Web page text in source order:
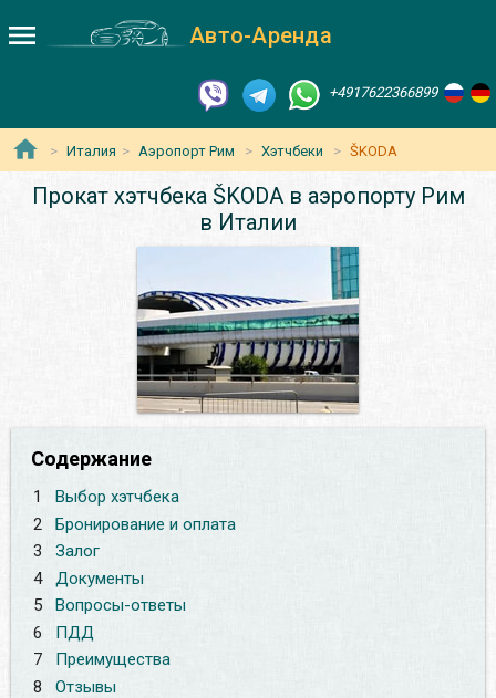
Авто-Аренда
+4917622366899
Италия Аэропорт Рим Хэтчбеки ŠKODA
Прокат хэтчбека ŠKODA в аэропорту Рим
в Италии
Содержание
1
Выбор хэтчбека
2
Бронирование и оплата
3
Залог
4
Документы
5
Вопросы-ответы
6
ПДД
7
Преимущества
8
Отзывы